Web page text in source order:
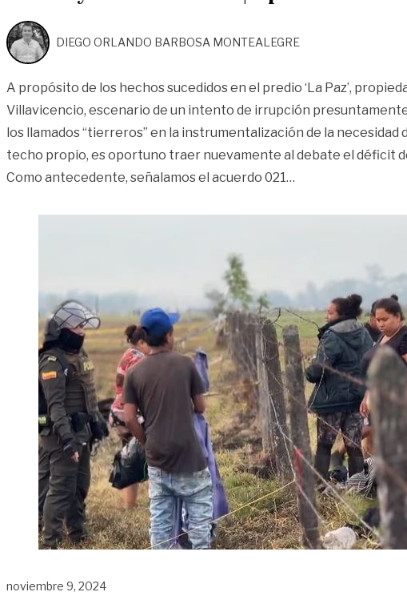
DIEGO ORLANDO BARBOSA MONTEALEGRE
A propósito de los hechos sucedidos en el predio ‘La Paz’,
Villavicencio, escenario de un intento de irrupción
los llamados “tierreros” en la instrumentalización de la necesidad
techo propio, es oportuno traer nuevamente al debate el déficit
Como antecedente, señalamos el acuerdo 021…
noviembre 9, 2024